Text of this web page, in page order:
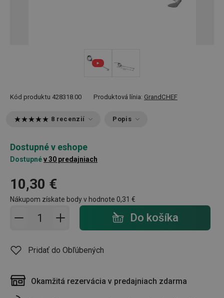
Kód produktu 428318.00 Produktová línia: GrandCHEF
8 recenzií Popis
Dostupné v eshope
Dostupnév 30 predajniach
10,30 €
Nákupom získate body v hodnote 0,31 €
Pridať do košíka - počet Do košíka
Pridať do Obľúbených
Okamžitá rezervácia v predajniach zdarma